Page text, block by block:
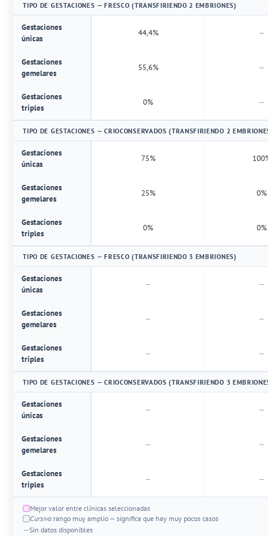
TIPO DE GESTACIONES — FRESCO (TRANSFIRIENDO 2 EMBRIONES)
Gestaciones
únicas
44,4% —
Gestaciones
gemelares
55,6% —
Gestaciones
triples
0% —
TIPO DE GESTACIONES — CRIOCONSERVADOS (TRANSFIRIENDO 2
Gestaciones
únicas
75%
Gestaciones
gemelares
25% 0%
Gestaciones
triples
0% 0%
TIPO DE GESTACIONES — FRESCO (TRANSFIRIENDO 3 EMBRIONES)
Gestaciones
únicas
— —
Gestaciones
gemelares
— —
Gestaciones
triples
— —
TIPO DE GESTACIONES — CRIOCONSERVADOS (TRANSFIRIENDO 3
Gestaciones
únicas
— —
Gestaciones
gemelares
— —
Gestaciones
triples
— —
Mejor valor entre clínicas seleccionadas
Cursiva:rango muy amplio — significa que hay muy pocos casos
—Sin datos disponibles